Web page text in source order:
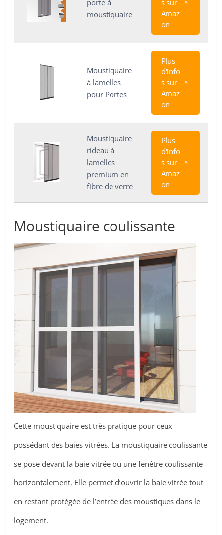
porte à
moustiquaire
s sur
Amaz
on
Moustiquaire
à lamelles
pour Portes
Plus
d'info
s sur
Amaz
on
Moustiquaire
rideau à
lamelles
premium en
fibre de verre
Plus
d'info
s sur
Amaz
on
Moustiquaire coulissante
Cette moustiquaire est très pratique pour ceux
possédant des baies vitrées. La moustiquaire coulissante
se pose devant la baie vitrée ou une fenêtre coulissante
horizontalement. Elle permet d’ouvrir la baie vitrée tout
en restant protégée de l’entrée des moustiques dans le
logement.